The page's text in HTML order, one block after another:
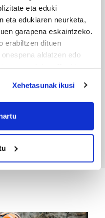
eta eduki
eta edukiaren neurketa,
garapena eskaintzeko.
erabiltzen dituen
aldatzen edo
to:
your geographical
scanning it for
Xehetasunak ikusi